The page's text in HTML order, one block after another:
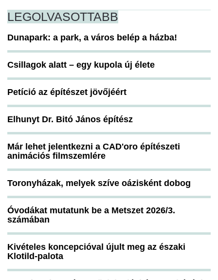
LEGOLVASOTTABB
Dunapark: a park, a város belép a házba!
Csillagok alatt – egy kupola új élete
Petíció az építészet jövőjéért
Elhunyt Dr. Bitó János építész
Már lehet jelentkezni a CAD'oro építészeti
animációs filmszemlére
Toronyházak, melyek szíve oázisként dobog
Óvodákat mutatunk be a Metszet 2026/3.
számában
Kivételes koncepcióval újult meg az északi
Klotild-palota